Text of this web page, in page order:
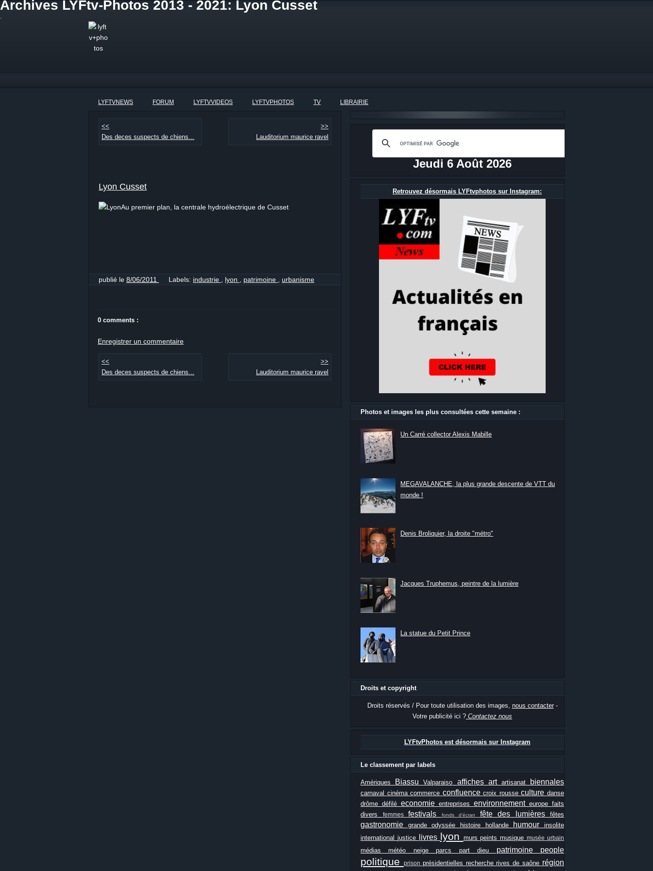
Archives LYFtv-Photos 2013 - 2021: Lyon Cusset
LYFTVNEWS FORUM LYFTVVIDEOS LYFTVPHOTOS TV LIBRAIRIE
<<
Des deces suspects de chiens...
>>
Lauditorium maurice ravel
Lyon Cusset
Au premier plan, la centrale hydroélectrique de Cusset
publié le 8/06/2011 Labels: industrie lyon patrimoine urbanisme
0 comments :
Enregistrer un commentaire
<<
Des deces suspects de chiens...
>>
Lauditorium maurice ravel
Jeudi 6 Août 2026
Retrouvez désormais LYFtvphotos sur Instagram:
Photos et images les plus consultées cette semaine :
Un Carré collector Alexis Mabille
MEGAVALANCHE, la plus grande descente de VTT du
monde !
Denis Broliquier, la droite "métro"
Jacques Truphemus, peintre de la lumière
La statue du Petit Prince
Droits et copyright
Droits réservés / Pour toute utilisation des images, nous contacter-
Votre publicité ici ? Contactez nous
LYFtvPhotos est désormais sur Instagram
Le classement par labels
Amériques BiassuValparaiso affiches art artisanat biennales
carnaval cinémacommerce confluencecroix rousseculturedanse
drôme défilé economie entreprises environnement europe faits
divers
femmes festivals fonds d'écran fête des lumières fêtes
gastronomie grande odyssée histoire hollande humourinsolite
international justice livres lyon murs peintsmusiquemusée urbain
médiasmétéo neigeparcs part dieu patrimoine people
politique prison présidentielles rechercherives de saône région